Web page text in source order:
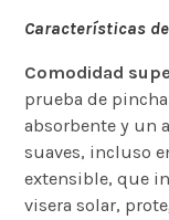
Características
Comodidad
prueba de
absorbente y un
suaves, incluso
extensible, que
visera solar,